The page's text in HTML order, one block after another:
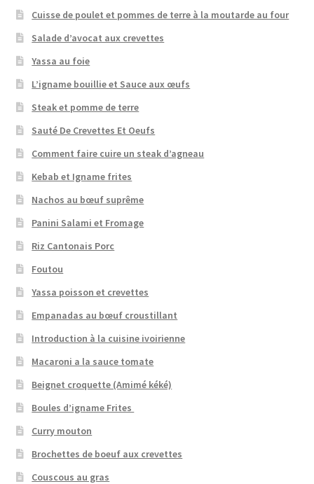
Cuisse de poulet et pommes de terre à la moutarde au four
Salade d’avocat aux crevettes
Yassa au foie
L’igname bouillie et Sauce aux œufs
Steak et pomme de terre
Sauté De Crevettes Et Oeufs
Comment faire cuire un steak d’agneau
Kebab et Igname frites
Nachos au bœuf suprême
Panini Salami et Fromage
Riz Cantonais Porc
Foutou
Yassa poisson et crevettes
Empanadas au bœuf croustillant
Introduction à la cuisine ivoirienne
Macaroni a la sauce tomate
Beignet croquette (Amimé kéké)
Boules d’igname Frites
Curry mouton
Brochettes de boeuf aux crevettes
Couscous au gras